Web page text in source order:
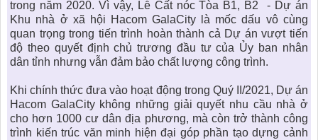
trong năm 2020. Vì vậy, Lễ Cất nóc Tòa B1, B2 - Dự án
Khu nhà ở xã hội Hacom GalaCity là mốc dấu vô cùng
quan trọng trong tiến trình hoàn thành cả Dự án vượt tiến
độ theo quyết định chủ trương đầu tư của Ủy ban nhân
dân tỉnh nhưng vẫn đảm bảo chất lượng công trình.
Khi chính thức đưa vào hoạt động trong Quý II/2021, Dự án
Hacom GalaCity không những giải quyết nhu cầu nhà ở
cho hơn 1000 cư dân địa phương, mà còn trở thành công
trình kiến trúc văn minh hiện đại góp phần tạo dựng cảnh